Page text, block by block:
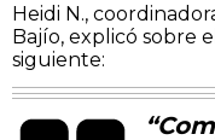
Heidi N.,
Bajío, explicó sobre
siguiente: